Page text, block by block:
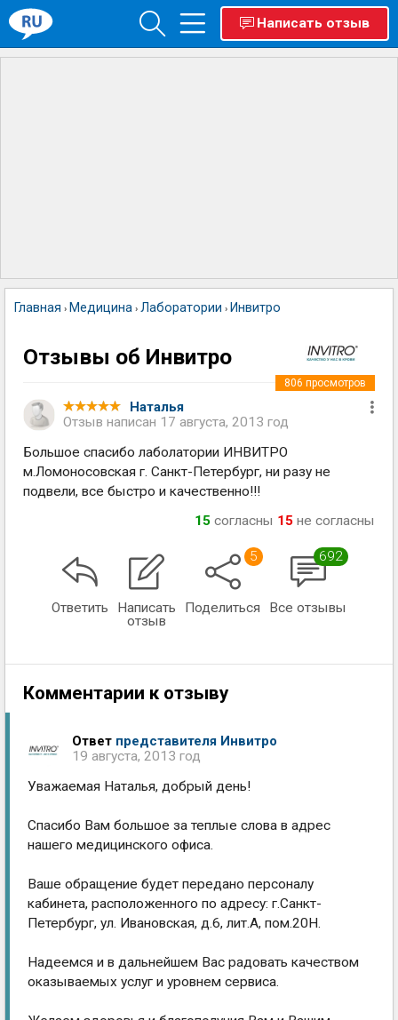
Написать отзыв
Главная › Медицина › Лаборатории › Инвитро
Отзывы об Инвитро
Наталья
Отзыв написан 17 августа, 2013 год
806 просмотров
Большое спасибо лаболатории ИНВИТРО
м.Ломоносовская г. Санкт-Петербург, ни разу не
подвели, все быстро и качественно!!!
15 согласны 15 не согласны
Ответить
Написать
отзыв
5
Поделиться
692
Все отзывы
Комментарии к отзыву
Ответ представителя Инвитро
19 августа, 2013 год
Уважаемая Наталья, добрый день!
Спасибо Вам большое за теплые слова в адрес
нашего медицинского офиса.
Ваше обращение будет передано персоналу
кабинета, расположенного по адресу: г.Санкт-
Петербург, ул. Ивановская, д.6, лит.А, пом.20Н.
Надеемся и в дальнейшем Вас радовать качеством
оказываемых услуг и уровнем сервиса.